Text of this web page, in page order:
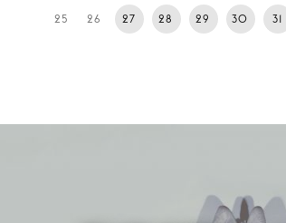
25 26 27 28 29 30 31